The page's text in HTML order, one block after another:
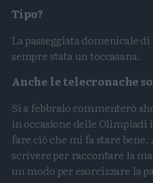
Tipo?
La passeggiata domenicale
sempre stata un toccasana.
Anche le telecronache
Si a febbraio commenterò
in occasione delle
fare ciò che mi fa stare
scrivere per raccontare la
un modo per esorcizzare la